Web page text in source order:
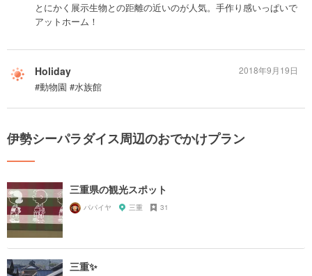
とにかく展示生物との距離の近いのが人気。手作り感いっぱいで
アットホーム！
Holiday
#動物園 #水族館
2018年9月19日
伊勢シーパラダイス周辺のおでかけプラン
三重県の観光スポット
パパイヤ 三重 31
三重✨